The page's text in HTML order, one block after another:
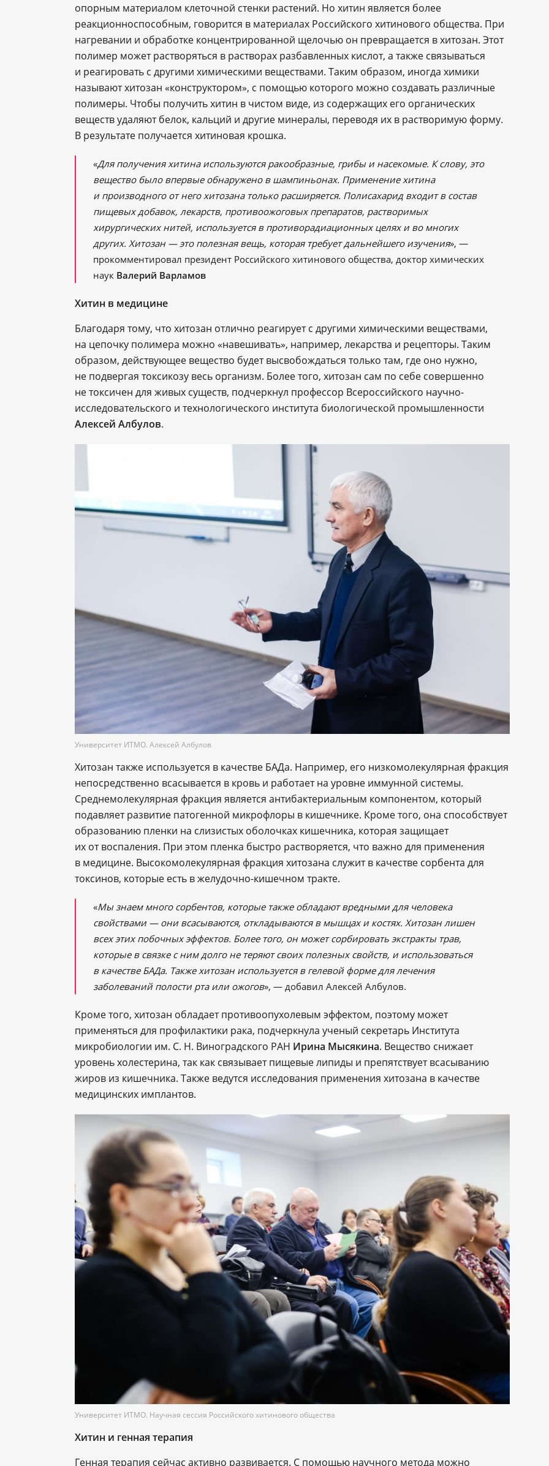
опорным материалом клеточной стенки растений. Но хитин является более
реакционноспособным, говорится в материалах Российского хитинового общества. При
нагревании и обработке концентрированной щелочью он превращается в хитозан. Этот
полимер может растворяться в растворах разбавленных кислот, а также связываться
и реагировать с другими химическими веществами. Таким образом, иногда химики
называют хитозан «конструктором», с помощью которого можно создавать различные
полимеры. Чтобы получить хитин в чистом виде, из содержащих его органических
веществ удаляют белок, кальций и другие минералы, переводя их в растворимую форму.
В результате получается хитиновая крошка.
«Для получения хитина используются ракообразные, грибы и насекомые. К слову, это
вещество было впервые обнаружено в шампиньонах. Применение хитина
и производного от него хитозана только расширяется. Полисахарид входит в состав
пищевых добавок, лекарств, противоожоговых препаратов, растворимых
хирургических нитей, используется в противорадиационных целях и во многих
других. Хитозан — это полезная вещь, которая требует дальнейшего изучения», —
прокомментировал президент Российского хитинового общества, доктор химических
наук Валерий Варламов
Хитин в медицине
Благодаря тому, что хитозан отлично реагирует с другими химическими веществами,
на цепочку полимера можно «навешивать», например, лекарства и рецепторы. Таким
образом, действующее вещество будет высвобождаться только там, где оно нужно,
не подвергая токсикозу весь организм. Более того, хитозан сам по себе совершенно
не токсичен для живых существ, подчеркнул профессор Всероссийского научно-
исследовательского и технологического института биологической промышленности
Алексей Албулов.
Университет ИТМО. Алексей Албулов
Хитозан также используется в качестве БАДа. Например, его низкомолекулярная фракция
непосредственно всасывается в кровь и работает на уровне иммунной системы.
Среднемолекулярная фракция является антибактериальным компонентом, который
подавляет развитие патогенной микрофлоры в кишечнике. Кроме того, она способствует
образованию пленки на слизистых оболочках кишечника, которая защищает
их от воспаления. При этом пленка быстро растворяется, что важно для применения
в медицине. Высокомолекулярная фракция хитозана служит в качестве сорбента для
токсинов, которые есть в желудочно-кишечном тракте.
«Мы знаем много сорбентов, которые также обладают вредными для человека
свойствами — они всасываются, откладываются в мышцах и костях. Хитозан лишен
всех этих побочных эффектов. Более того, он может сорбировать экстракты трав,
которые в связке с ним долго не теряют своих полезных свойств, и использоваться
в качестве БАДа. Также хитозан используется в гелевой форме для лечения
заболеваний полости рта или ожогов», — добавил Алексей Албулов.
Кроме того, хитозан обладает противоопухолевым эффектом, поэтому может
применяться для профилактики рака, подчеркнула ученый секретарь Института
микробиологии им. С. Н. Виноградского РАН Ирина Мысякина. Вещество снижает
уровень холестерина, так как связывает пищевые липиды и препятствует всасыванию
жиров из кишечника. Также ведутся исследования применения хитозана в качестве
медицинских имплантов.
Университет ИТМО. Научная сессия Российского хитинового общества
Хитин и генная терапия
Генная терапия сейчас активно развивается. С помощью научного метода можно